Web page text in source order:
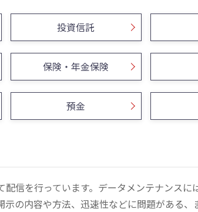
投資信託
保険・年金保険
預金
信を行っています。データメンテナンスに
の内容や方法、迅速性などに問題がある、